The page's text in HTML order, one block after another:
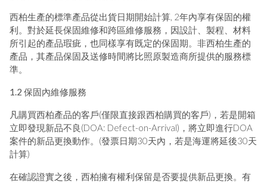
西柏生產的標準產品從出貨日期開始計算, 2年內享有保固的權
利。對於延長保固維修和跨區維修服務，因設計、製程、材料
所引起的產品瑕疵，也同樣享有既定的保固期。非西柏生產的
產品，其產品保固及送修時間將比照原製造商所提供的服務標
準。
1.2 保固內維修服務
凡購買西柏產品的客戶(僅限直接跟西柏購買的客戶)，若是開箱
立即發現新品不良(DOA: Defect-on-Arrival)，將立即進行DOA
案件的新品更換動作。(發票日期30天內，若是海運將延後30天
計算)
在確認證實之後，西柏擁有權利保留是否要提供新品更換。有